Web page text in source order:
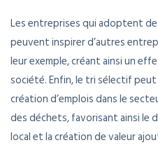
Les entreprises qui adoptent
peuvent inspirer d’autres
leur exemple, créant ainsi un
société. Enfin, le tri sélectif
création d’emplois dans le
des déchets, favorisant ainsi le
local et la création de valeur